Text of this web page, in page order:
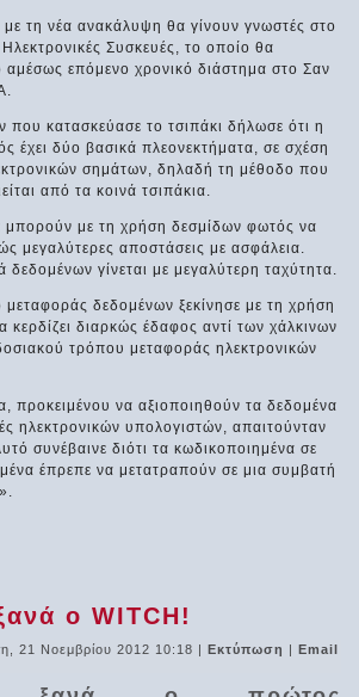
με τη νέα ανακάλυψη θα γίνουν γνωστές στο
Ηλεκτρονικές Συσκευές, το οποίο θα
αμέσως επόμενο χρονικό διάστημα στο Σαν
κατασκεύασε το τσιπάκι δήλωσε ότι η
έχει δύο βασικά πλεονεκτήματα, σε σχέση
σημάτων, δηλαδή τη μέθοδο που
από τα κοινά τσιπάκια.
μπορούν με τη χρήση δεσμίδων φωτός να
μεγαλύτερες αποστάσεις με ασφάλεια.
γίνεται με μεγαλύτερη ταχύτητα.
δεδομένων ξεκίνησε με τη χρήση
κερδίζει διαρκώς έδαφος αντί των χάλκινων
τρόπου μεταφοράς ηλεκτρονικών
προκειμένου να αξιοποιηθούν τα δεδομένα
ηλεκτρονικών υπολογιστών, απαιτούνταν
συνέβαινε διότι τα κωδικοποιημένα σε
έπρεπε να μετατραπούν σε μια συμβατή
ο WITCH!
21 Νοεμβρίου 2012 10:18 |Εκτύπωση |Email